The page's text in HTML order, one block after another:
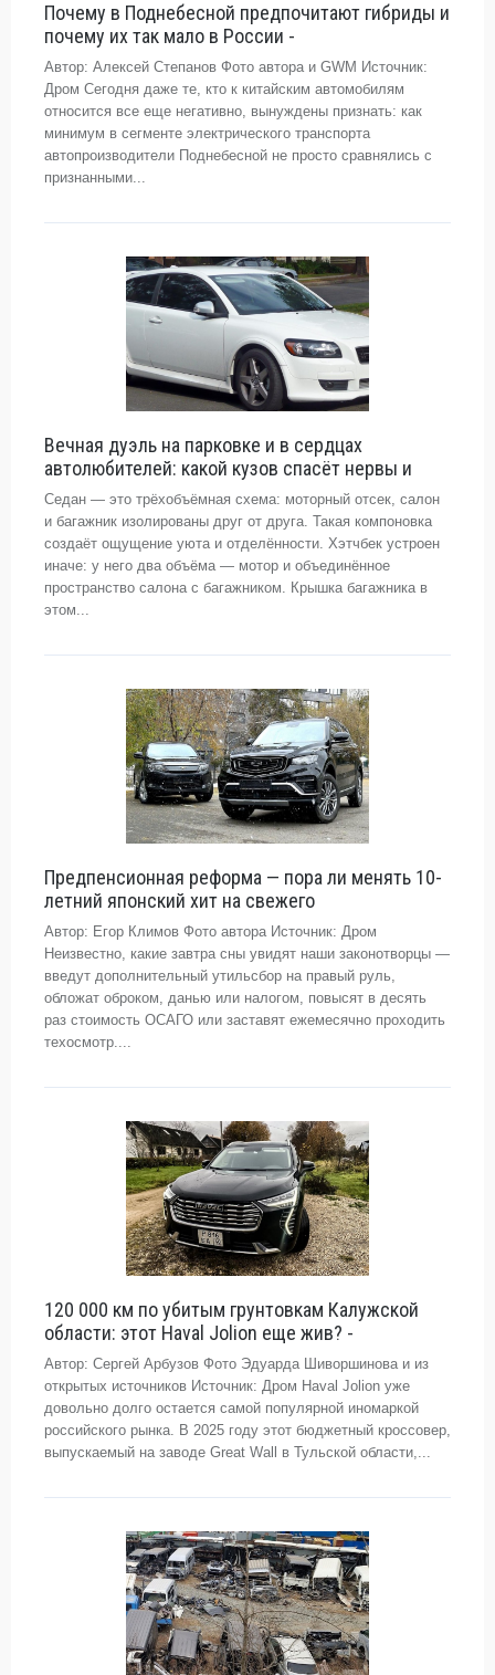
Почему в Поднебесной предпочитают гибриды и
почему их так мало в России -
Автор: Алексей Степанов Фото автора и GWM Источник:
Дром Сегодня даже те, кто к китайским автомобилям
относится все еще негативно, вынуждены признать: как
минимум в сегменте электрического транспорта
автопроизводители Поднебесной не просто сравнялись с
признанными...
Вечная дуэль на парковке и в сердцах
автолюбителей: какой кузов спасёт нервы и
Седан — это трёхобъёмная схема: моторный отсек, салон
и багажник изолированы друг от друга. Такая компоновка
создаёт ощущение уюта и отделённости. Хэтчбек устроен
иначе: у него два объёма — мотор и объединённое
пространство салона с багажником. Крышка багажника в
этом...
Предпенсионная реформа — пора ли менять 10-
летний японский хит на свежего
Автор: Егор Климов Фото автора Источник: Дром
Неизвестно, какие завтра сны увидят наши законотворцы —
введут дополнительный утильсбор на правый руль,
обложат оброком, данью или налогом, повысят в десять
раз стоимость ОСАГО или заставят ежемесячно проходить
техосмотр....
120 000 км по убитым грунтовкам Калужской
области: этот Haval Jolion еще жив? -
Автор: Сергей Арбузов Фото Эдуарда Шиворшинова и из
открытых источников Источник: Дром Haval Jolion уже
довольно долго остается самой популярной иномаркой
российского рынка. В 2025 году этот бюджетный кроссовер,
выпускаемый на заводе Great Wall в Тульской области,...